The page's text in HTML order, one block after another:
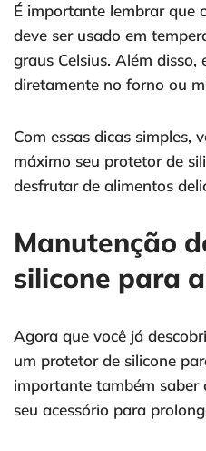
É importante lembrar que
deve ser usado em
graus Celsius. Além disso,
diretamente no forno ou
Com essas dicas simples,
máximo seu protetor de
desfrutar de alimentos
Manutenção
silicone para
Agora que você já
um protetor de silicone
importante também saber
seu acessório para